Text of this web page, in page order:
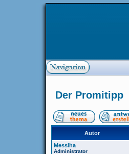
Der Promitipp
Autor
Messiha
Administrator